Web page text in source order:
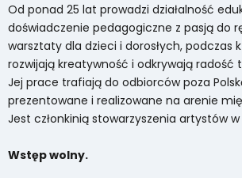
Od ponad 25 lat prowadzi działalność
doświadczenie pedagogiczne z pasją do
warsztaty dla dzieci i dorosłych, podczas
rozwijają kreatywność i odkrywają radość
Jej prace trafiają do odbiorców poza
prezentowane i realizowane na arenie
Jest członkinią stowarzyszenia artystów
Wstęp wolny.